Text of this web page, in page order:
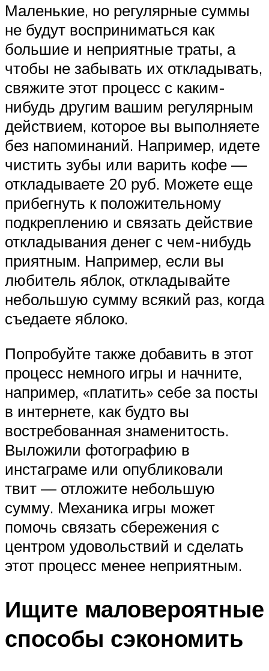
Маленькие, но регулярные суммы
не будут восприниматься как
большие и неприятные траты, а
чтобы не забывать их откладывать,
свяжите этот процесс с каким-
нибудь другим вашим регулярным
действием, которое вы выполняете
без напоминаний. Например, идете
чистить зубы или варить кофе —
откладываете 20 руб. Можете еще
прибегнуть к положительному
подкреплению и связать действие
откладывания денег с чем-нибудь
приятным. Например, если вы
любитель яблок, откладывайте
небольшую сумму всякий раз, когда
съедаете яблоко.
Попробуйте также добавить в этот
процесс немного игры и начните,
например, «платить» себе за посты
в интернете, как будто вы
востребованная знаменитость.
Выложили фотографию в
инстаграме или опубликовали
твит — отложите небольшую
сумму. Механика игры может
помочь связать сбережения с
центром удовольствий и сделать
этот процесс менее неприятным.
Ищите маловероятные
способы сэкономить